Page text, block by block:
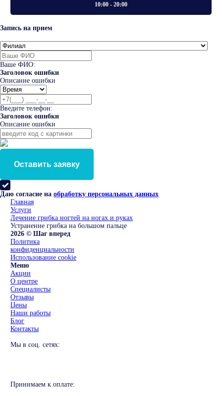
10:00 - 20:00
Запись на прием
Ваше ФИО:
Заголовок ошибки
Описание ошибки
Введите телефон:
Заголовок ошибки
Описание ошибки
Оставить заявку
Даю согласие на обработку персональных данных
Главная
Услуги
Лечение грибка ногтей на ногах и руках
Устранение грибка на большом пальце
2026 © Шаг вперед
Политика
конфиденциальности
Использование cookie
Меню
Акции
О центре
Специалисты
Отзывы
Цены
Наши работы
Блог
Контакты
Мы в соц. сетях:
Принимаем к оплате: